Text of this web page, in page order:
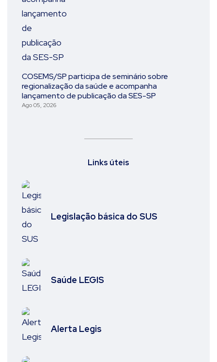
COSEMS/SP participa de seminário sobre
regionalização da saúde e acompanha
lançamento de publicação da SES-SP
Ago 05, 2026
Links úteis
Legislação básica do SUS
Saúde LEGIS
Alerta Legis